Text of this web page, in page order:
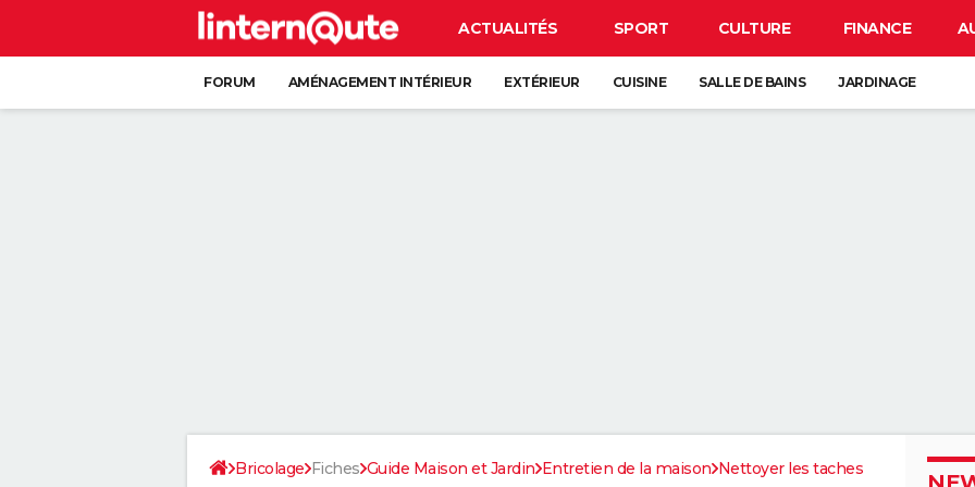
ACTUALITÉS SPORT CULTURE FINANCE
FORUM AMÉNAGEMENT INTÉRIEUR EXTÉRIEUR CUISINE SALLE DE BAINS JARDINAGE
Bricolage Fiches Guide Maison et Jardin Entretien de la maison Nettoyer les taches